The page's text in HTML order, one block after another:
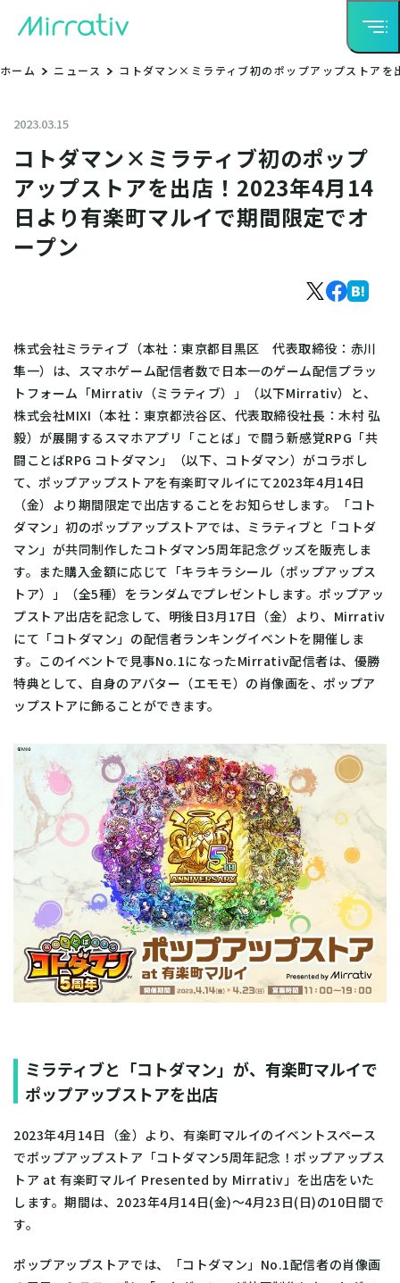
ホーム ニュース コトダマン×ミラティブ初のポップアップストア
2023.03.15
コトダマン×ミラティブ初のポップ
アップストアを出店！2023年4月14
日より有楽町マルイで期間限定でオ
ープン
株式会社ミラティブ（本社：東京都目黒区 代表取締役：赤川
隼一）は、スマホゲーム配信者数で日本一のゲーム配信プラッ
トフォーム「Mirrativ（ミラティブ）」（以下Mirrativ）と、
株式会社MIXI（本社：東京都渋谷区、代表取締役社長：木村 弘
毅）が展開するスマホアプリ「ことば」で闘う新感覚RPG「共
闘ことばRPG コトダマン」（以下、コトダマン）がコラボし
て、ポップアップストアを有楽町マルイにて2023年4月14日
（金）より期間限定で出店することをお知らせします。「コト
ダマン」初のポップアップストアでは、ミラティブと「コトダ
マン」が共同制作したコトダマン5周年記念グッズを販売しま
す。また購入金額に応じて「キラキラシール（ポップアップス
トア）」（全5種）をランダムでプレゼントします。ポップアッ
プストア出店を記念して、明後日3月17日（金）より、Mirrativ
にて「コトダマン」の配信者ランキングイベントを開催しま
す。このイベントで見事No.1になったMirrativ配信者は、優勝
特典として、自身のアバター（エモモ）の肖像画を、ポップア
ップストアに飾ることができます。
ミラティブと「コトダマン」が、有楽町マルイで
ポップアップストアを出店
2023年4月14日（金）より、有楽町マルイのイベントスペース
でポップアップストア「コトダマン5周年記念！ポップアップス
トア at 有楽町マルイ Presented by Mirrativ」を出店をいた
します。期間は、2023年4月14日(金)～4月23日(日)の10日間で
す。
ポップアップストアでは、「コトダマン」No.1配信者の肖像画